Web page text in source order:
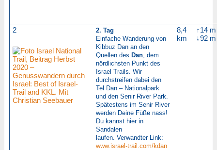
2
2. Tag
Einfache Wanderung von
Kibbuz Dan an den
Quellen des Dan, dem
nördlichsten Punkt des
Israel Trails. Wir
durchstreifen dabei den
Tel Dan – Nationalpark
und den Senir River Park.
Spätestens im Senir River
werden Deine Füße nass!
Du kannst hier in
Sandalen
laufen. Verwandter Link:
www.israel-trail.com/kdan
8,4
km
↑14 m
↓92 m